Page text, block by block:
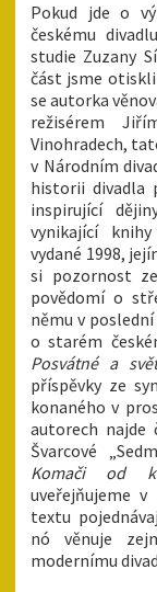
Pokud jde o
českému
studie Zuzany
část jsme
se autorka
režisérem
Vinohradech,
v Národním
historii divadla
inspirující
vynikající
vydané 1998,
si pozornost
povědomí o
němu v
o starém
Posvátné a
příspěvky ze
konaného v
autorech najde
Švarcové
Komači od
uveřejňujeme
textu
nó věnuje
modernímu